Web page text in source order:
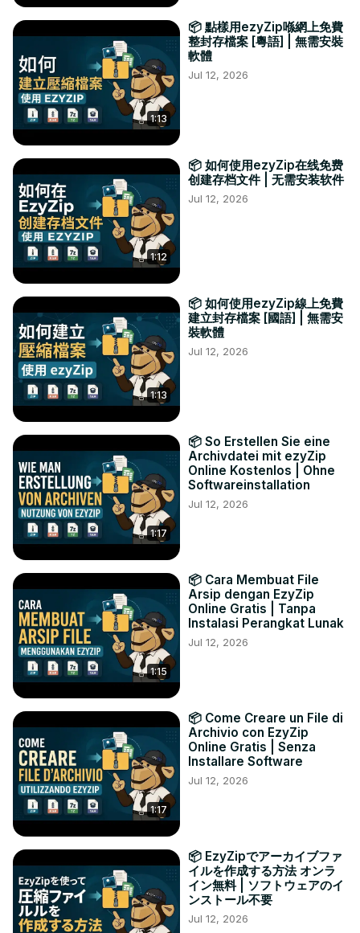
1:13
📦 點樣用ezyZip喺網上免費
整封存檔案 [粵語] | 無需安裝
軟體
Jul 12, 2026
1:12
📦 如何使用ezyZip在线免费
创建存档文件 | 无需安装软件
Jul 12, 2026
1:13
📦 如何使用ezyZip線上免費
建立封存檔案 [國語] | 無需安
裝軟體
Jul 12, 2026
1:17
📦 So Erstellen Sie eine
Archivdatei mit ezyZip
Online Kostenlos | Ohne
Softwareinstallation
Jul 12, 2026
1:15
📦 Cara Membuat File
Arsip dengan EzyZip
Online Gratis | Tanpa
Instalasi Perangkat Lunak
Jul 12, 2026
1:17
📦 Come Creare un File di
Archivio con EzyZip
Online Gratis | Senza
Installare Software
Jul 12, 2026
📦 EzyZipでアーカイブファ
イルを作成する方法 オンラ
イン無料 | ソフトウェアのイ
ンストール不要
Jul 12, 2026